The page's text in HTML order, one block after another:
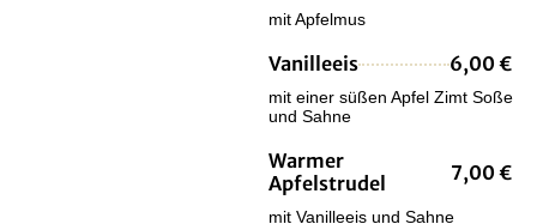
mit Apfelmus
Vanilleeis 6,00 €
mit einer süßen Apfel Zimt Soße
und Sahne
Warmer
Apfelstrudel
7,00 €
mit Vanilleeis und Sahne